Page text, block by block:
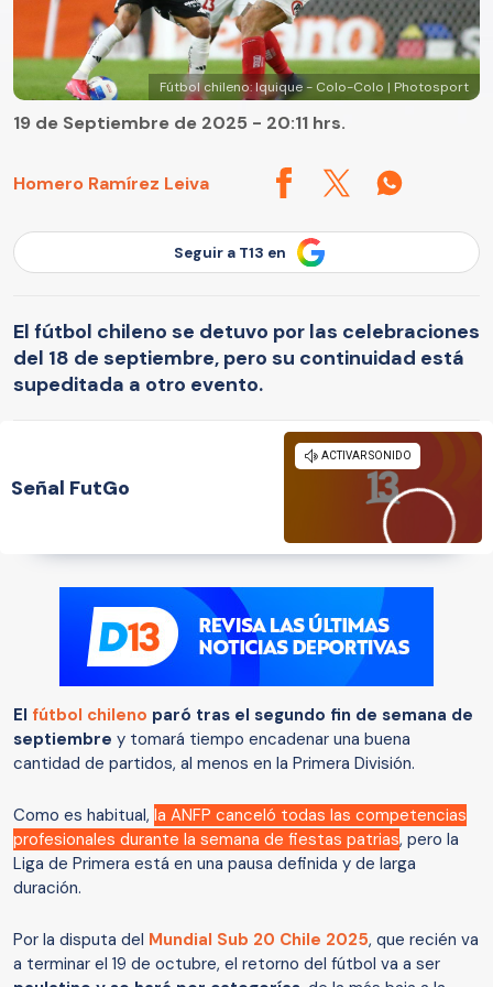
Fútbol chileno: Iquique - Colo-Colo | Photosport
Homero Ramírez Leiva
19 de Septiembre de 2025 - 20:11 hrs.
Seguir a T13 en
El fútbol chileno se detuvo por las celebraciones
del 18 de septiembre, pero su continuidad está
supeditada a otro evento.
Señal FutGo
El fútbol chileno paró tras el segundo fin de semana de
septiembre y tomará tiempo encadenar una buena
cantidad de partidos, al menos en la Primera División.
Como es habitual, la ANFP canceló todas las competencias
profesionales durante la semana de fiestas patrias, pero la
Liga de Primera está en una pausa definida y de larga
duración.
Por la disputa del Mundial Sub 20 Chile 2025, que recién va
a terminar el 19 de octubre, el retorno del fútbol va a ser